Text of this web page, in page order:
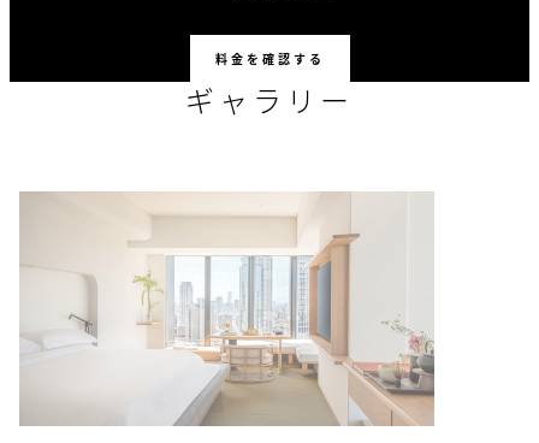
料金を確認する
ギャラリー